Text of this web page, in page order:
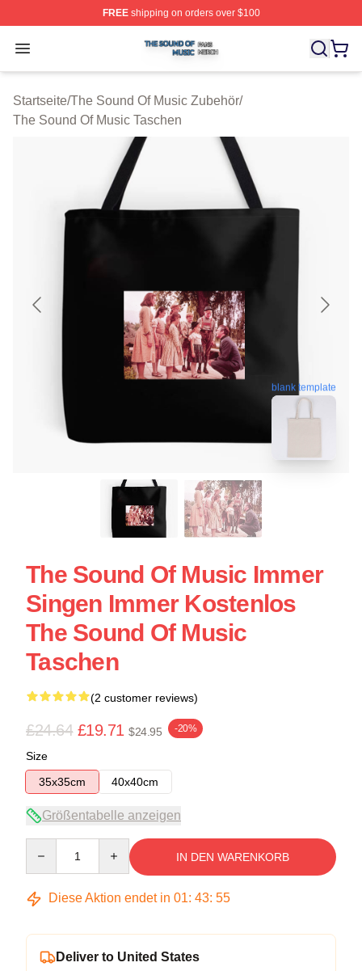
FREEshipping on orders over $100
Open menu
The Sound Of Music Shop ⚡️ Officially Licensed The
Startseite/The Sound Of Music Zubehör/
The Sound Of Music Taschen
blank template
The Sound Of Music Immer
Singen Immer Kostenlos
The Sound Of Music
Taschen
(2 customer reviews)
£24.64 £19.71 $24.95 -20%
Size
35x35cm
40x40cm
Größentabelle anzeigen
IN DEN WARENKORB
Diese Aktion endet in 01: 43: 54
Deliver to United States